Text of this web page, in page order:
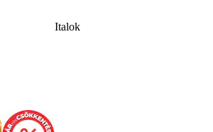
Italok